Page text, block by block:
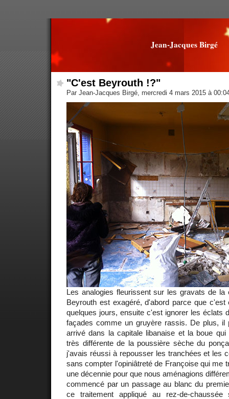
Jean-Jacques Birgé
"C'est Beyrouth !?"
Par Jean-Jacques Birgé, mercredi 4 mars 2015 à
Les analogies fleurissent sur les gravats de la
Beyrouth est exagéré, d'abord parce que c'est
quelques jours, ensuite c'est ignorer les éclats
façades comme un gruyère rassis. De plus, il
arrivé dans la capitale libanaise et la boue
très différente de la poussière sèche du
j'avais réussi à repousser les tranchées et les
sans compter l'opiniâtreté de Françoise qui me
une décennie pour que nous aménagions
commencé par un passage au blanc du
ce traitement appliqué au rez-de-